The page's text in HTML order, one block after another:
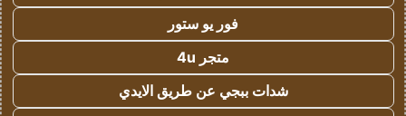
فور يو ستور
متجر 4u
شدات ببجي عن طريق الايدي